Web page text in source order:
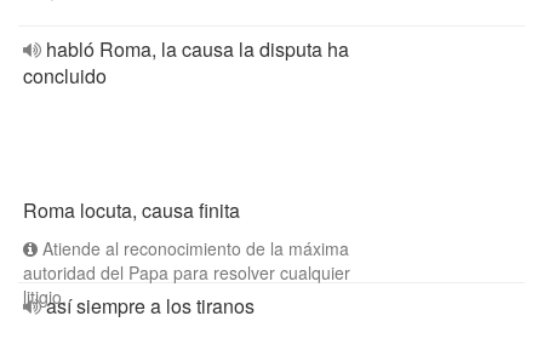
habló Roma, la causa la disputa ha
concluido
Roma locuta, causa finita
Atiende al reconocimiento de la máxima
autoridad del Papa para resolver cualquier
litigio.así siempre a los tiranos